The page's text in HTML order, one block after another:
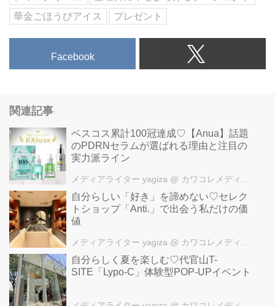
華金ごほうびアイス
プレゼント
Facebook
関連記事
ベスコス累計100冠達成♡【Anua】話題
のPDRNセラムが選ばれる理由と注目の
実力派ライン
メディアライター yagiza @ カワコレメディア編集部
自分らしい「好き」を諦めない♡セレク
トショップ「Anti.」で出会う私だけの価
値
メディアライター yagiza @ カワコレメディア編集部
自分らしく夏を楽しむ♡代官山T-
SITE「Lypo-C」体験型POP-UPイベント